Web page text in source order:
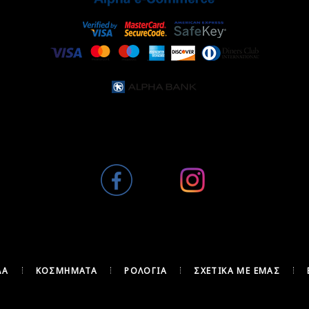
ΚΟΣΜΉΜΑΤΑ ΡΟΛΌΓΙΑ ΣΧΕΤΙΚΆ ΜΕ ΕΜΆΣ